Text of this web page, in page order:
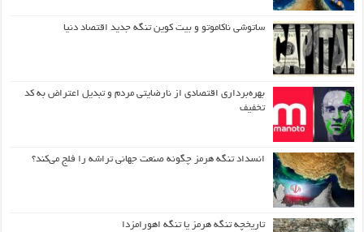
ساتوشی ناکاموتو و بیت کوین تنگه جدید اقتصاد دنیا
بهره‌برداری اقتصادی از نارضایتی مردم و تبدیل اعتراض به کد
تخفیف
انسداد تنگه هرمز چگونه صنعت جهانی تراشه را فلج می‌کند؟
تاریخچه تنگه هرمز یا تنگه اهورامزدا